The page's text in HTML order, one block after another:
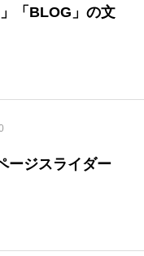
「BLOG」の文
ージスライダー